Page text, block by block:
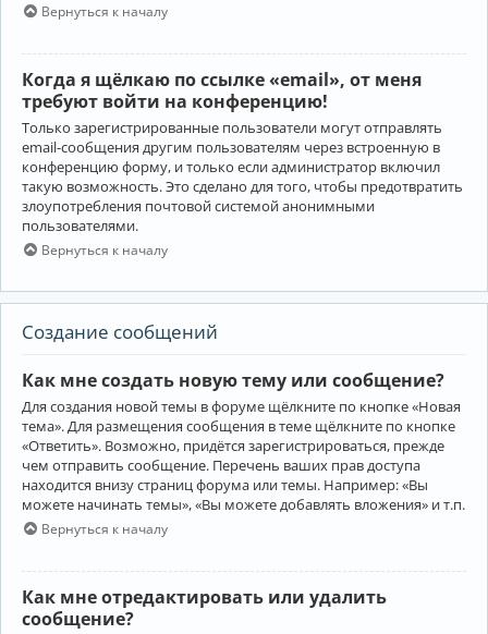
Вернуться к началу
Когда я щёлкаю по ссылке «email», от меня
требуют войти на конференцию!
Только зарегистрированные пользователи могут отправлять
email-сообщения другим пользователям через встроенную в
конференцию форму, и только если администратор включил
такую возможность. Это сделано для того, чтобы предотвратить
злоупотребления почтовой системой анонимными
пользователями.
Вернуться к началу
Создание сообщений
Как мне создать новую тему или сообщение?
Для создания новой темы в форуме щёлкните по кнопке «Новая
тема». Для размещения сообщения в теме щёлкните по кнопке
«Ответить». Возможно, придётся зарегистрироваться, прежде
чем отправить сообщение. Перечень ваших прав доступа
находится внизу страниц форума или темы. Например: «Вы
можете начинать темы», «Вы можете добавлять вложения» и т.п.
Вернуться к началу
Как мне отредактировать или удалить
сообщение?